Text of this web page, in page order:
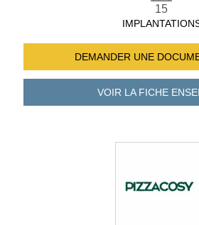
15
DEMANDER UNE
VOIR LA FICHE